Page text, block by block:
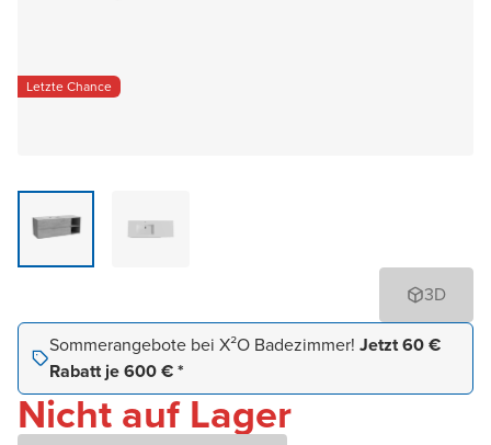
Letzte Chance
3D
Sommerangebote bei X²O Badezimmer! Jetzt 60 €
Rabatt je 600 € *
Nicht auf Lager